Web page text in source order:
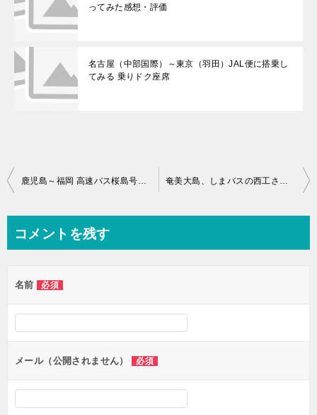
ってみた感想・評価
名古屋（中部国際）～東京（羽田）JAL便に搭乗し
てみる 乗りドク座席
投
ビ
ー
シ
ョ
ン
コメントを残す
名前 必須
メール（公開されません） 必須